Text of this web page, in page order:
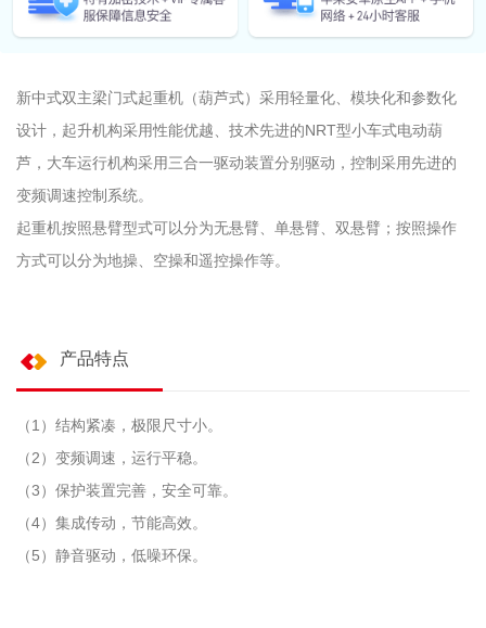
新中式双主梁门式起重机（葫芦式）采用轻量化、模块化和参数化
设计，起升机构采用性能优越、技术先进的NRT型小车式电动葫
芦，大车运行机构采用三合一驱动装置分别驱动，控制采用先进的
变频调速控制系统。
起重机按照悬臂型式可以分为无悬臂、单悬臂、双悬臂；按照操作
方式可以分为地操、空操和遥控操作等。
产品特点
（1）结构紧凑，极限尺寸小。
（2）变频调速，运行平稳。
（3）保护装置完善，安全可靠。
（4）集成传动，节能高效。
（5）静音驱动，低噪环保。